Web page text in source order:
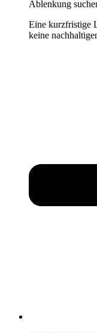
Ablenkung
Eine kurzfristige
keine